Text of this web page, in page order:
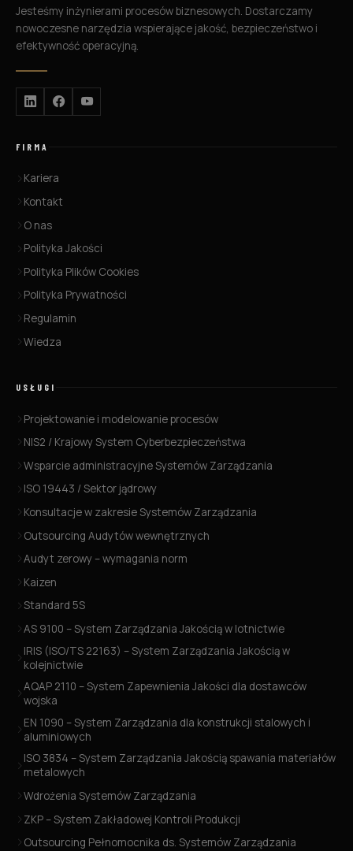
Jesteśmy inżynierami procesów biznesowych. Dostarczamy
nowoczesne narzędzia wspierające jakość, bezpieczeństwo i
efektywność operacyjną.
FIRMA
Kariera
Kontakt
O nas
Polityka Jakości
Polityka Plików Cookies
Polityka Prywatności
Regulamin
Wiedza
USŁUGI
Projektowanie i modelowanie procesów
NIS2 / Krajowy System Cyberbezpieczeństwa
Wsparcie administracyjne Systemów Zarządzania
ISO 19443 / Sektor jądrowy
Konsultacje w zakresie Systemów Zarządzania
Outsourcing Audytów wewnętrznych
Audyt zerowy – wymagania norm
Kaizen
Standard 5S
AS 9100 – System Zarządzania Jakością w lotnictwie
IRIS (ISO/TS 22163) – System Zarządzania Jakością w
kolejnictwie
AQAP 2110 – System Zapewnienia Jakości dla dostawców
wojska
EN 1090 – System Zarządzania dla konstrukcji stalowych i
aluminiowych
ISO 3834 – System Zarządzania Jakością spawania materiałów
metalowych
Wdrożenia Systemów Zarządzania
ZKP – System Zakładowej Kontroli Produkcji
Outsourcing Pełnomocnika ds. Systemów Zarządzania